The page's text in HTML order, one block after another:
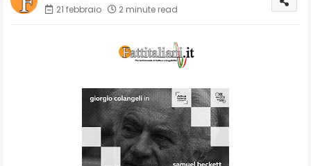
21 febbraio
2 minute read